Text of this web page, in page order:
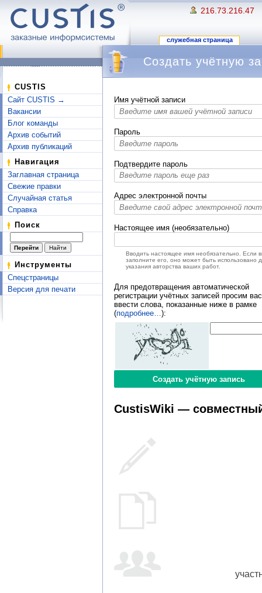
216.73.216.47
служебная страница
CUSTIS
Сайт CUSTIS →
Вакансии
Блог команды
Архив событий
Архив публикаций
Навигация
Заглавная страница
Свежие правки
Случайная статья
Справка
Поиск
Инструменты
Спецстраницы
Версия для печати
Создать учётную
Имя учётной записи
Пароль
Подтвердите пароль
Адрес электронной почты
Настоящее имя (необязательно)
Вводить настоящее имя необязательно. Если
заполните его, оно может быть использовано
указания авторства ваших работ.
Для предотвращения автоматической
регистрации учётных записей просим вас
ввести слова, показанные ниже в рамке
(подробнее… ):
CustisWiki —